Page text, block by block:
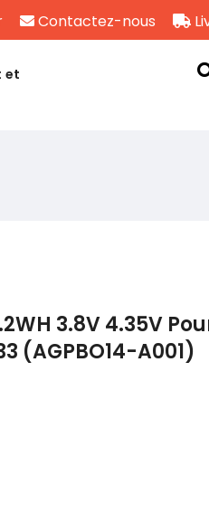
Contactez-nous
et
3.8V 4.35V
(AGPBO14-A001)